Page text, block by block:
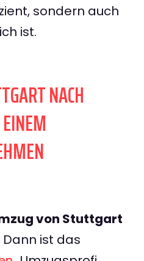
sondern auch
ist.
NACH
von Stuttgart
Dann ist das